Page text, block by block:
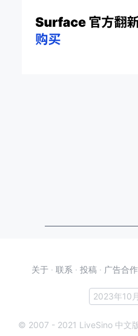
关于 · 联系 · 投稿 · 广告合作
© 2007 - 2021 LiveSino 中文